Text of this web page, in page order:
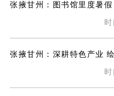
张掖甘州：图书馆里度暑假
张掖甘州：深耕特色产业